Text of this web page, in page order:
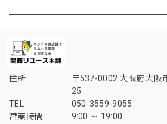
住所
〒537-0002 大阪府大阪
25
TEL
050-3559-9055
営業時間
9:00 ～ 19:00